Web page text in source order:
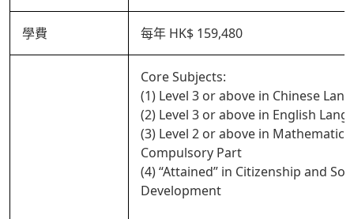
學費 每年 HK$ 159,480
Core Subjects:
(1) Level 3 or above in Chinese
(2) Level 3 or above in English
(3) Level 2 or above in Mathematics
Compulsory Part
(4) “Attained” in Citizenship and
Development